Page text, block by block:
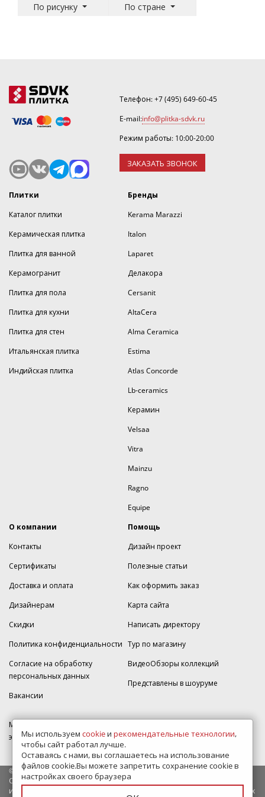
По рисунку
По стране
Телефон:+7 (495) 649-60-45
E-mail:info@plitka-sdvk.ru
Режим работы: 10:00-20:00
ЗАКАЗАТЬ ЗВОНОК
Плитки
Каталог плитки
Керамическая плитка
Плитка для ванной
Керамогранит
Плитка для пола
Плитка для кухни
Плитка для стен
Итальянская плитка
Индийская плитка
Бренды
Kerama Marazzi
Italon
Laparet
Делакора
Cersanit
AltaCera
Alma Ceramica
Estima
Atlas Concorde
Lb-ceramics
Керамин
Velsaa
Vitra
Mainzu
Ragno
Equipe
О компании
Контакты
Сертификаты
Доставка и оплата
Дизайнерам
Скидки
Политика конфиденциальности
Согласие на обработку
персональных данных
Вакансии
Помощь
Дизайн проект
Полезные статьи
Как оформить заказ
Карта сайта
Написать директору
Тур по магазину
ВидеоОбзоры коллекций
Представлены в шоуруме
МКАД 2км внешняя сторона, д. 2, ТРЦ "Шоколад" (РИО) Реутов, -1
этаж, магазин Плитка-SDVK.
© 2009—2026 г. Все права защищены
Обращаем Ваше внимание на то, что данный интернет-сайт носит
исключительно информационный характер и ни при каких условиях
Мы используем cookieи рекомендательные технологии,
чтобы сайт работал лучше.
Оставаясь с нами, вы соглашаетесь на использование
файлов cookie.Вы можете запретить сохранение cookie в
настройках своего браузера